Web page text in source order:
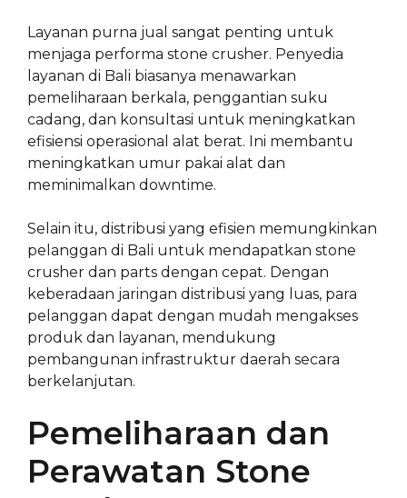
Layanan purna jual sangat penting untuk
menjaga performa stone crusher. Penyedia
layanan di Bali biasanya menawarkan
pemeliharaan berkala, penggantian suku
cadang, dan konsultasi untuk meningkatkan
efisiensi operasional alat berat. Ini membantu
meningkatkan umur pakai alat dan
meminimalkan downtime.
Selain itu, distribusi yang efisien memungkinkan
pelanggan di Bali untuk mendapatkan stone
crusher dan parts dengan cepat. Dengan
keberadaan jaringan distribusi yang luas, para
pelanggan dapat dengan mudah mengakses
produk dan layanan, mendukung
pembangunan infrastruktur daerah secara
berkelanjutan.
Pemeliharaan dan
Perawatan Stone